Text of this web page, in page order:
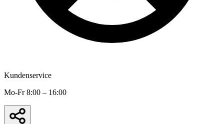
Kundenservice
Mo-Fr 8:00 – 16:00